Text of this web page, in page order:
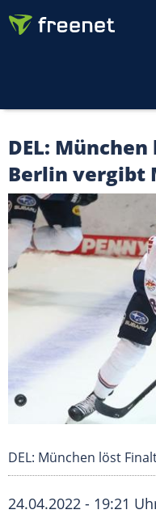
DEL:
Berlin vergibt
DEL: München löst
24.04.2022 - 19:21